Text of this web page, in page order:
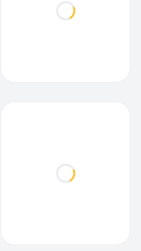
Loading...
Loading...